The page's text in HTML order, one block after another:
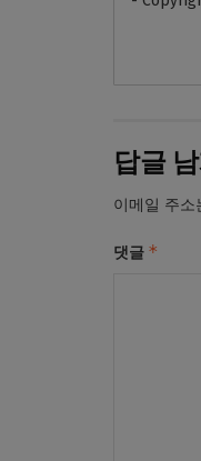
답글 남
이메일 주소
댓글 *